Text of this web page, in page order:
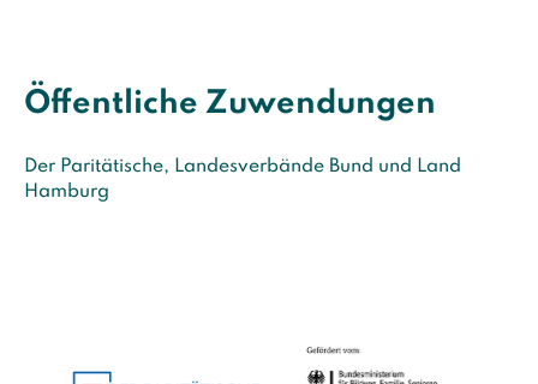
Öffentliche Zuwendungen
Der Paritätische, Landesverbände Bund und Land
Hamburg